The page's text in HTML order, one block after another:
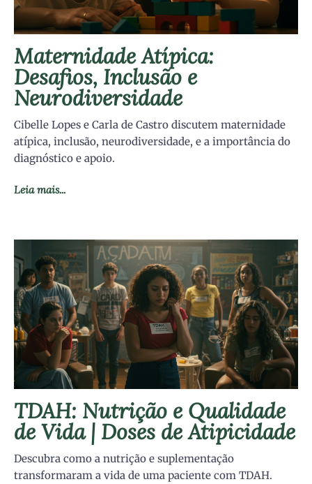
Maternidade Atípica:
Desafios, Inclusão e
Neurodiversidade
Cibelle Lopes e Carla de Castro discutem maternidade
atípica, inclusão, neurodiversidade, e a importância do
diagnóstico e apoio.
Leia mais...
TDAH: Nutrição e Qualidade
de Vida | Doses de Atipicidade
Descubra como a nutrição e suplementação
transformaram a vida de uma paciente com TDAH.